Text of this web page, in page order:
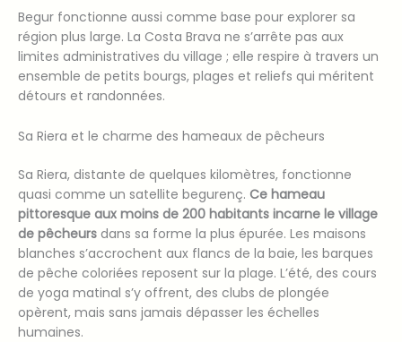
Begur fonctionne aussi comme base pour explorer sa
région plus large. La Costa Brava ne s’arrête pas aux
limites administratives du village ; elle respire à travers un
ensemble de petits bourgs, plages et reliefs qui méritent
détours et randonnées.
Sa Riera et le charme des hameaux de pêcheurs
Sa Riera, distante de quelques kilomètres, fonctionne
quasi comme un satellite begurenç. Ce hameau
pittoresque aux moins de 200 habitants incarne le village
de pêcheurs dans sa forme la plus épurée. Les maisons
blanches s’accrochent aux flancs de la baie, les barques
de pêche coloriées reposent sur la plage. L’été, des cours
de yoga matinal s’y offrent, des clubs de plongée
opèrent, mais sans jamais dépasser les échelles
humaines.